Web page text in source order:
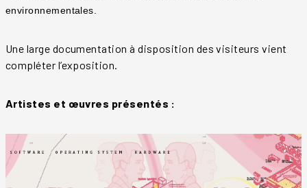
environnementales.
Une large documentation à disposition des visiteurs vient
compléter l’exposition.
Artistes et œuvres présentés :